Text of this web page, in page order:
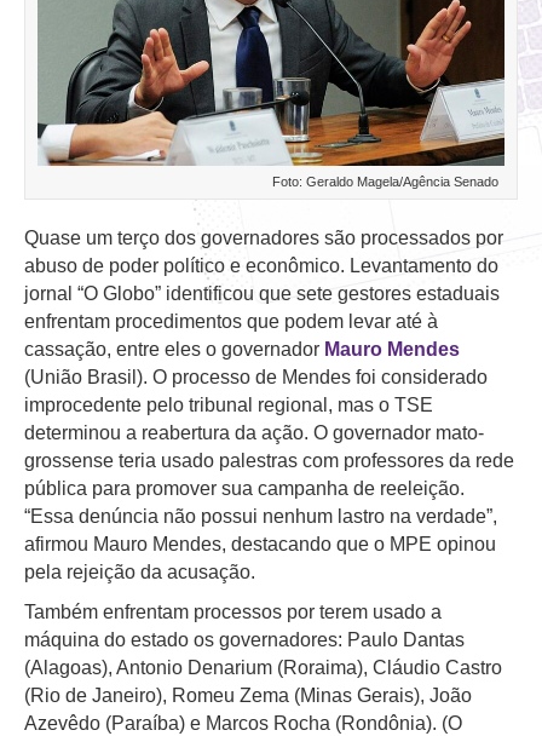
Foto: Geraldo Magela/Agência Senado
Quase um terço dos governadores são processados por
abuso de poder político e econômico. Levantamento do
jornal “O Globo” identificou que sete gestores estaduais
enfrentam procedimentos que podem levar até à
cassação, entre eles o governador Mauro Mendes
(União Brasil). O processo de Mendes foi considerado
improcedente pelo tribunal regional, mas o TSE
determinou a reabertura da ação. O governador mato-
grossense teria usado palestras com professores da rede
pública para promover sua campanha de reeleição.
“Essa denúncia não possui nenhum lastro na verdade”,
afirmou Mauro Mendes, destacando que o MPE opinou
pela rejeição da acusação.
Também enfrentam processos por terem usado a
máquina do estado os governadores: Paulo Dantas
(Alagoas), Antonio Denarium (Roraima), Cláudio Castro
(Rio de Janeiro), Romeu Zema (Minas Gerais), João
Azevêdo (Paraíba) e Marcos Rocha (Rondônia). (O